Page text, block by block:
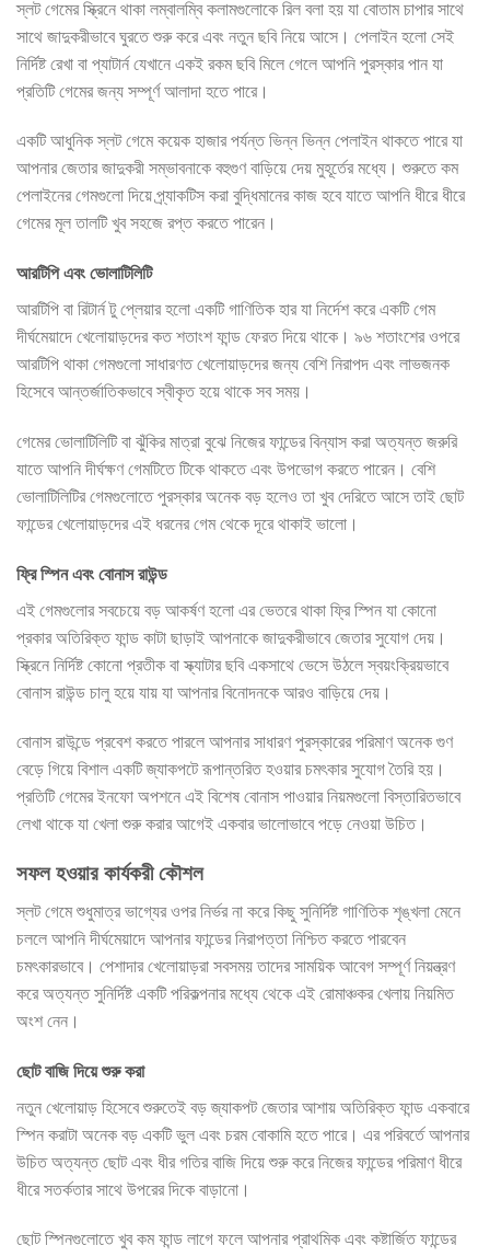
স্লট গেমের স্ক্রিনে থাকা লম্বালম্বি কলামগুলোকে রিল বলা হয় যা বোতাম চাপার সাথে
সাথে জাদুকরীভাবে ঘুরতে শুরু করে এবং নতুন ছবি নিয়ে আসে। পেলাইন হলো সেই
নির্দিষ্ট রেখা বা প্যাটার্ন যেখানে একই রকম ছবি মিলে গেলে আপনি পুরস্কার পান যা
প্রতিটি গেমের জন্য সম্পূর্ণ আলাদা হতে পারে।
একটি আধুনিক স্লট গেমে কয়েক হাজার পর্যন্ত ভিন্ন ভিন্ন পেলাইন থাকতে পারে যা
আপনার জেতার জাদুকরী সম্ভাবনাকে বহুগুণ বাড়িয়ে দেয় মুহূর্তের মধ্যে। শুরুতে কম
পেলাইনের গেমগুলো দিয়ে প্র্যাকটিস করা বুদ্ধিমানের কাজ হবে যাতে আপনি ধীরে ধীরে
গেমের মূল তালটি খুব সহজে রপ্ত করতে পারেন।
আরটিপি এবং ভোলাটিলিটি
আরটিপি বা রিটার্ন টু প্লেয়ার হলো একটি গাণিতিক হার যা নির্দেশ করে একটি গেম
দীর্ঘমেয়াদে খেলোয়াড়দের কত শতাংশ ফান্ড ফেরত দিয়ে থাকে। ৯৬ শতাংশের ওপরে
আরটিপি থাকা গেমগুলো সাধারণত খেলোয়াড়দের জন্য বেশি নিরাপদ এবং লাভজনক
হিসেবে আন্তর্জাতিকভাবে স্বীকৃত হয়ে থাকে সব সময়।
গেমের ভোলাটিলিটি বা ঝুঁকির মাত্রা বুঝে নিজের ফান্ডের বিন্যাস করা অত্যন্ত জরুরি
যাতে আপনি দীর্ঘক্ষণ গেমটিতে টিকে থাকতে এবং উপভোগ করতে পারেন। বেশি
ভোলাটিলিটির গেমগুলোতে পুরস্কার অনেক বড় হলেও তা খুব দেরিতে আসে তাই ছোট
ফান্ডের খেলোয়াড়দের এই ধরনের গেম থেকে দূরে থাকাই ভালো।
ফ্রি স্পিন এবং বোনাস রাউন্ড
এই গেমগুলোর সবচেয়ে বড় আকর্ষণ হলো এর ভেতরে থাকা ফ্রি স্পিন যা কোনো
প্রকার অতিরিক্ত ফান্ড কাটা ছাড়াই আপনাকে জাদুকরীভাবে জেতার সুযোগ দেয়।
স্ক্রিনে নির্দিষ্ট কোনো প্রতীক বা স্ক্যাটার ছবি একসাথে ভেসে উঠলে স্বয়ংক্রিয়ভাবে
বোনাস রাউন্ড চালু হয়ে যায় যা আপনার বিনোদনকে আরও বাড়িয়ে দেয়।
বোনাস রাউন্ডে প্রবেশ করতে পারলে আপনার সাধারণ পুরস্কারের পরিমাণ অনেক গুণ
বেড়ে গিয়ে বিশাল একটি জ্যাকপটে রূপান্তরিত হওয়ার চমৎকার সুযোগ তৈরি হয়।
প্রতিটি গেমের ইনফো অপশনে এই বিশেষ বোনাস পাওয়ার নিয়মগুলো বিস্তারিতভাবে
লেখা থাকে যা খেলা শুরু করার আগেই একবার ভালোভাবে পড়ে নেওয়া উচিত।
সফল হওয়ার কার্যকরী কৌশল
স্লট গেমে শুধুমাত্র ভাগ্যের ওপর নির্ভর না করে কিছু সুনির্দিষ্ট গাণিতিক শৃঙ্খলা মেনে
চললে আপনি দীর্ঘমেয়াদে আপনার ফান্ডের নিরাপত্তা নিশ্চিত করতে পারবেন
চমৎকারভাবে। পেশাদার খেলোয়াড়রা সবসময় তাদের সাময়িক আবেগ সম্পূর্ণ নিয়ন্ত্রণ
করে অত্যন্ত সুনির্দিষ্ট একটি পরিকল্পনার মধ্যে থেকে এই রোমাঞ্চকর খেলায় নিয়মিত
অংশ নেন।
ছোট বাজি দিয়ে শুরু করা
নতুন খেলোয়াড় হিসেবে শুরুতেই বড় জ্যাকপট জেতার আশায় অতিরিক্ত ফান্ড একবারে
স্পিন করাটা অনেক বড় একটি ভুল এবং চরম বোকামি হতে পারে। এর পরিবর্তে আপনার
উচিত অত্যন্ত ছোট এবং ধীর গতির বাজি দিয়ে শুরু করে নিজের ফান্ডের পরিমাণ ধীরে
ধীরে সতর্কতার সাথে উপরের দিকে বাড়ানো।
ছোট স্পিনগুলোতে খুব কম ফান্ড লাগে ফলে আপনার প্রাথমিক এবং কষ্টার্জিত ফান্ডের